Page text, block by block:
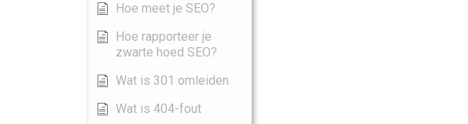
Hoe meet je SEO?
Hoe rapporteer je
zwarte hoed SEO?
Wat is 301 omleiden
Wat is 404-fout